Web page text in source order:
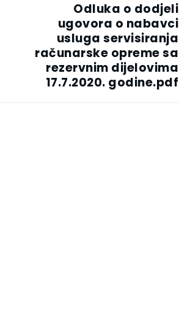
Odluka o dodjeli
ugovora o nabavci
usluga servisiranja
računarske opreme sa
rezervnim dijelovima
17.7.2020. godine.pdf